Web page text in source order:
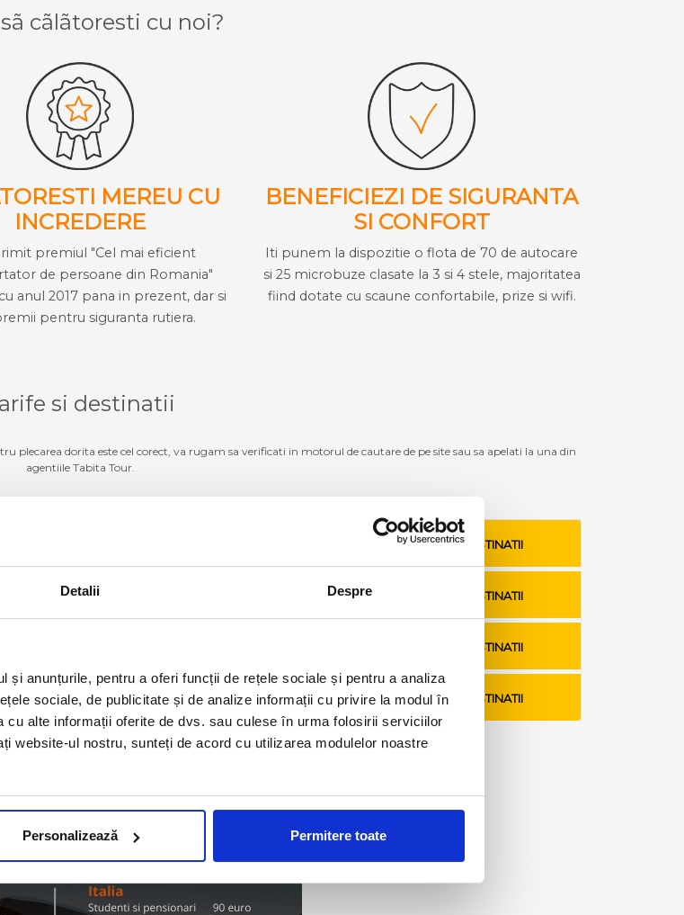
Detalii Despre
și anunțurile, pentru a oferi funcții de rețele sociale și pentru a analiza
sociale, de publicitate și de analize informații cu privire la modul în
alte informații oferite de dvs. sau culese în urma folosirii serviciilor
website-ul nostru, sunteți de acord cu utilizarea modulelor noastre
Personalizează Permitere toate
cãlãtoresti cu noi?
MEREU CU
INCREDERE
premiul "Cel mai eficient
de persoane din Romania"
anul 2017 pana in prezent, dar si
pentru siguranta rutiera.
BENEFICIEZI DE SIGURANTA
SI CONFORT
Iti punem la dispozitie o flota de 70 de autocare
si 25 microbuze clasate la 3 si 4 stele, majoritatea
fiind dotate cu scaune confortabile, prize si wifi.
si destinatii
dorita este cel corect, va rugam sa verificati in motorul de cautare de pe site sau sa apelati la una din
agentiile Tabita Tour.
VEZI TARIFE SI DESTINATII
VEZI TARIFE SI DESTINATII
VEZI TARIFE SI DESTINATII
Olanda VEZI TARIFE SI DESTINATII